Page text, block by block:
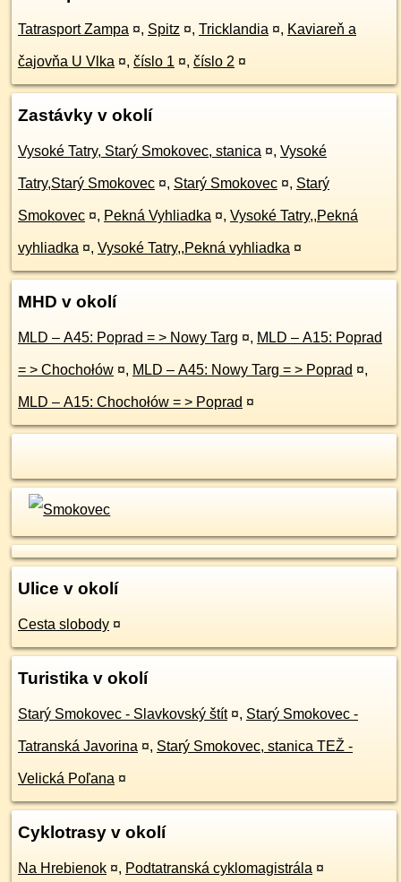
Tatrasport Zampa ¤, Spitz ¤, Tricklandia ¤, Kaviareň a
čajovňa U Vlka ¤, číslo 1 ¤, číslo 2 ¤
Zastávky v okolí
Vysoké Tatry, Starý Smokovec, stanica ¤, Vysoké
Tatry,Starý Smokovec ¤, Starý Smokovec ¤, Starý
Smokovec ¤, Pekná Vyhliadka ¤, Vysoké Tatry,,Pekná
vyhliadka ¤, Vysoké Tatry,,Pekná vyhliadka ¤
MHD v okolí
MLD – A45: Poprad = > Nowy Targ ¤, MLD – A15: Poprad
= > Chochołów ¤, MLD – A45: Nowy Targ = > Poprad ¤,
MLD – A15: Chochołów = > Poprad ¤
Ulice v okolí
Cesta slobody ¤
Turistika v okolí
Starý Smokovec - Slavkovský štít ¤, Starý Smokovec -
Tatranská Javorina ¤, Starý Smokovec, stanica TEŽ -
Velická Poľana ¤
Cyklotrasy v okolí
Na Hrebienok ¤, Podtatranská cyklomagistrála ¤